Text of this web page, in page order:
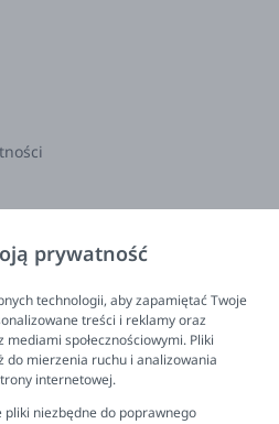
pytania
prywatność
technologii, aby zapamiętać Twoje
treści i reklamy oraz
społecznościowymi. Pliki
do mierzenia ruchu i analizowania
internetowej.
pliki niezbędne do poprawnego